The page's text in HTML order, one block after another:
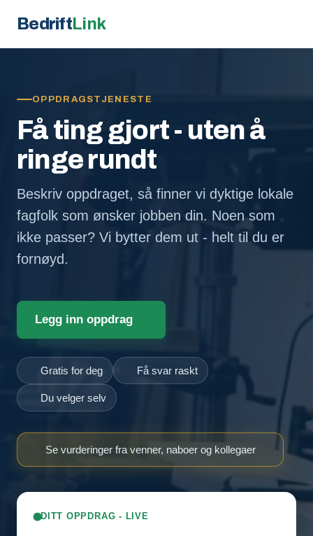
BedriftLink
OPPDRAGSTJENESTE
Få ting gjort - uten å
ringe rundt
Beskriv oppdraget, så finner vi dyktige lokale
fagfolk som ønsker jobben din. Noen som
ikke passer? Vi bytter dem ut - helt til du er
fornøyd.
Legg inn oppdrag
Gratis for deg Få svar raskt
Du velger selv
Se vurderinger fra venner, naboer og kollegaer
DITT OPPDRAG - LIVE